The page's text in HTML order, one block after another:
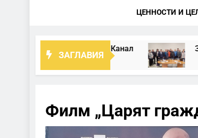
ЦЕННОСТИ И
ЗАГЛАВИЯ
Военен Телевизионен Канал
Филм „Царят